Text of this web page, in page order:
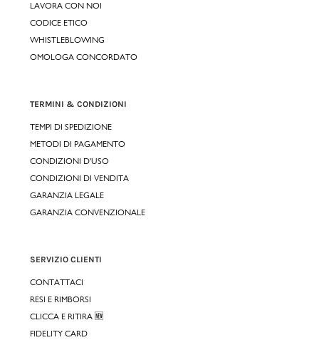
LAVORA CON NOI
CODICE ETICO
WHISTLEBLOWING
OMOLOGA CONCORDATO
TERMINI & CONDIZIONI
TEMPI DI SPEDIZIONE
METODI DI PAGAMENTO
CONDIZIONI D'USO
CONDIZIONI DI VENDITA
GARANZIA LEGALE
GARANZIA CONVENZIONALE
SERVIZIO CLIENTI
CONTATTACI
RESI E RIMBORSI
CLICCA E RITIRA 🆕
FIDELITY CARD